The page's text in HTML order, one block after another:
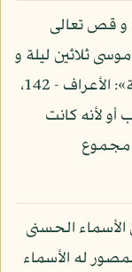
و قص تعالى
ثلاثين ليلة و
أتممناها بعشر فتم ميقات ربه أربعين ليلة»: الأعراف - 142،
أو لأنه كانت
مجموع
الأسماء الحسنى
له الأسماء